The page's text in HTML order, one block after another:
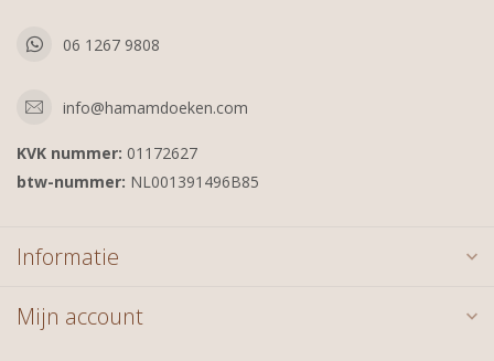
06 1267 9808
info@hamamdoeken.com
KVK nummer: 01172627
btw-nummer: NL001391496B85
Informatie
Mijn account